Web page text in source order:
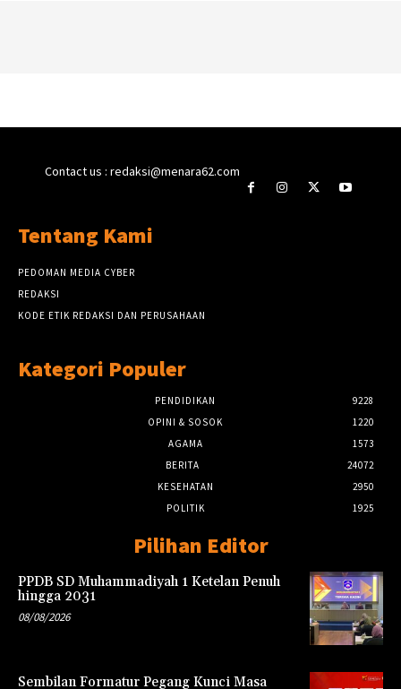
Contact us : redaksi@menara62.com
Tentang Kami
PEDOMAN MEDIA CYBER
REDAKSI
KODE ETIK REDAKSI DAN PERUSAHAAN
Kategori Populer
PENDIDIKAN
9228
OPINI & SOSOK
1220
AGAMA
1573
BERITA
24072
KESEHATAN
2950
POLITIK
1925
Pilihan Editor
PPDB SD Muhammadiyah 1 Ketelan Penuh
hingga 2031
08/08/2026
Sembilan Formatur Pegang Kunci Masa